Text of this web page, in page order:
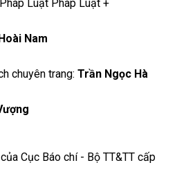
Luật Pháp Luật +
Nam
chuyên trang: Trần Ngọc Hà
Cục Báo chí - Bộ TT&TT cấp